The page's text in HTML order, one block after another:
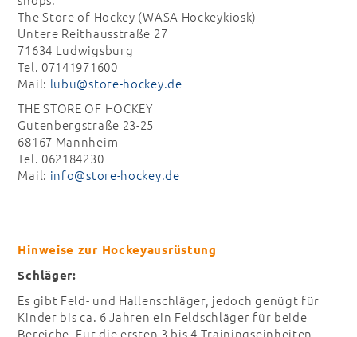
The Store of Hockey (WASA Hockeykiosk)
Untere Reithausstraße 27
71634 Ludwigsburg
Tel. 07141971600
Mail: lubu@store-hockey.de
THE STORE OF HOCKEY
Gutenbergstraße 23-25
68167 Mannheim
Tel. 062184230
Mail: info@store-hockey.de
Hinweise zur Hockeyausrüstung
Schläger:
Es gibt Feld- und Hallenschläger, jedoch genügt für
Kinder bis ca. 6 Jahren ein Feldschläger für beide
Bereiche. Für die ersten 3 bis 4 Trainingseinheiten